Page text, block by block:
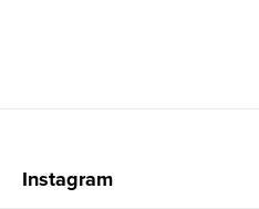
Instagram